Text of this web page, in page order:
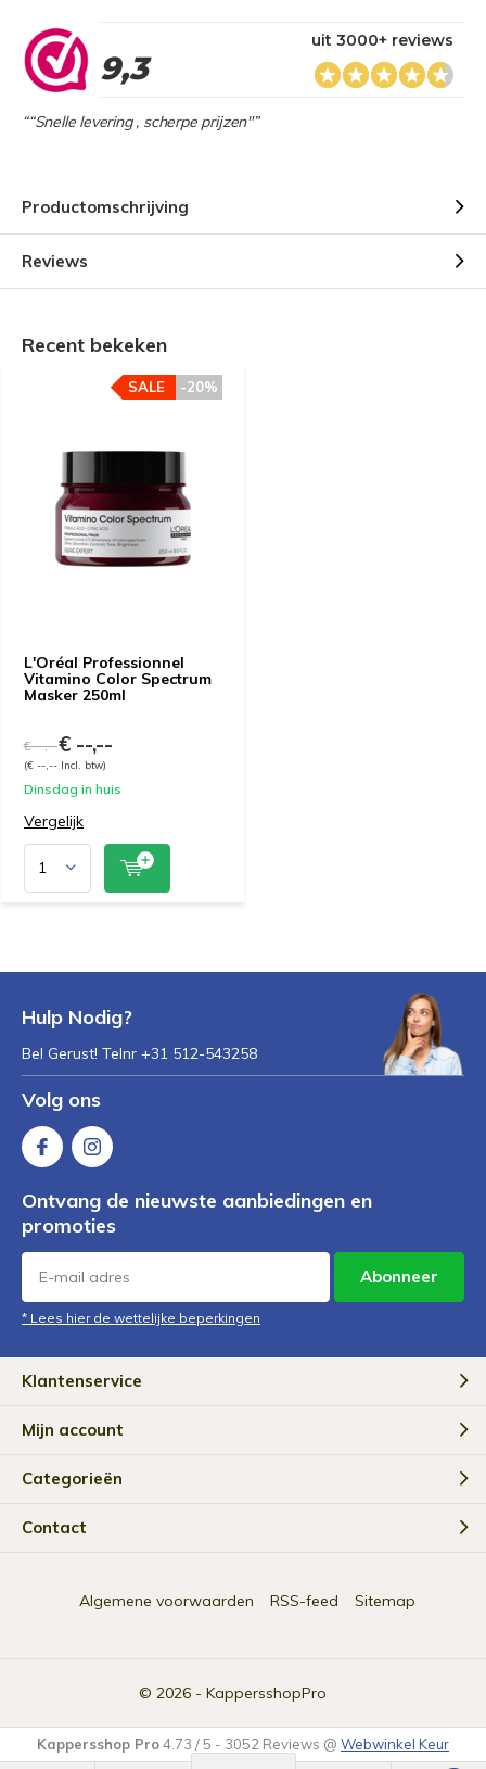
9,3
uit 3000+ reviews
““Snelle levering , scherpe prijzen"”
Productomschrijving
Reviews
Recent bekeken
L'Oréal Professionnel
Vitamino Color Spectrum
Masker 250ml
-20%
SALE
€ --,--€ --,--
(€ --,-- Incl. btw)
Dinsdag in huis
Vergelijk
Hulp Nodig?
Bel Gerust! Telnr +31 512-543258
Volg ons
Ontvang de nieuwste aanbiedingen en
promoties
Abonneer
* Lees hier de wettelijke beperkingen
Klantenservice
Mijn account
Categorieën
Contact
© 2026 - KappersshopPro
Algemene voorwaarden RSS-feed Sitemap
Kappersshop Pro4.73 /5 - 3052 Reviews @ Webwinkel Keur